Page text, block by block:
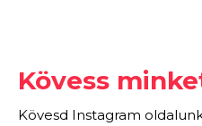
Kövess
Kövesd Instagram